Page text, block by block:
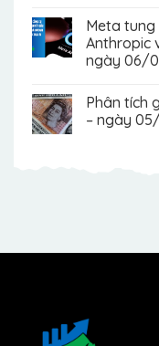
Meta tung
Anthropic
ngày 06/
Phân tích
– ngày